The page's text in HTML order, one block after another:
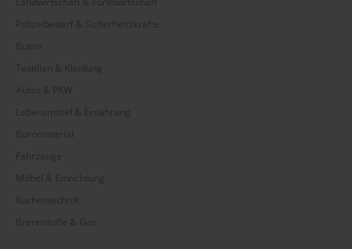
Polizeibedarf & Sicherheitskräfte
Busse
Textilien & Kleidung
Autos & PKW
Lebensmittel & Ernährung
Büromaterial
Fahrzeuge
Möbel & Einrichtung
Küchentechnik
Brennstoffe & Gas